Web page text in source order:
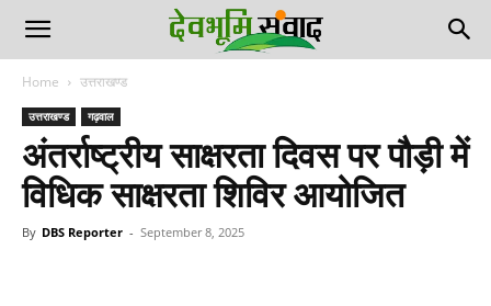
Home उत्तराखण्ड
उत्तराखण्ड गढ़वाल
अंतर्राष्ट्रीय साक्षरता दिवस पर पौड़ी में
विधिक साक्षरता शिविर आयोजित
By DBS Reporter - September 8, 2025